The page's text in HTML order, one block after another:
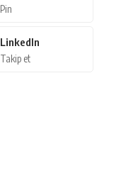
Pin
LinkedIn
Takip et